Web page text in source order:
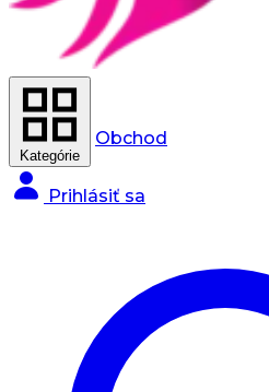
Kategórie
Obchod
Prihlásiť sa